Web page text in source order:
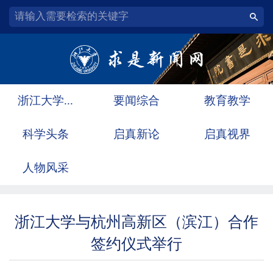
浙江大学... 要闻综合 教育教学
科学头条 启真新论 启真视界
人物风采
浙江大学与杭州高新区（滨江）合作
签约仪式举行